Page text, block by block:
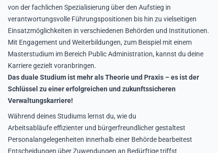
von der fachlichen Spezialisierung über den Aufstieg in
verantwortungsvolle Führungspositionen bis hin zu vielseitigen
Einsatzmöglichkeiten in verschiedenen Behörden und Institutionen.
Mit Engagement und Weiterbildungen, zum Beispiel mit einem
Masterstudium im Bereich Public Administration, kannst du deine
Karriere gezielt voranbringen.
Das duale Studium ist mehr als Theorie und Praxis – es ist der
Schlüssel zu einer erfolgreichen und zukunftssicheren
Verwaltungskarriere!
Während deines Studiums lernst du, wie du
Arbeitsabläufe effizienter und bürgerfreundlicher gestaltest
Personalangelegenheiten innerhalb einer Behörde bearbeitest
Entscheidungen über Zuwendungen an Bedürftige triffst